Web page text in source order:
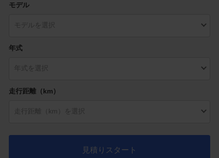
モデル
年式
走行距離（km）
見積りスタート